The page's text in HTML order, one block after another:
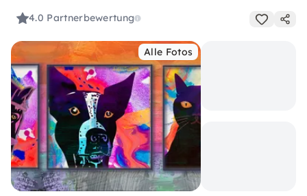
4.0 Partnerbewertung
Alle Fotos